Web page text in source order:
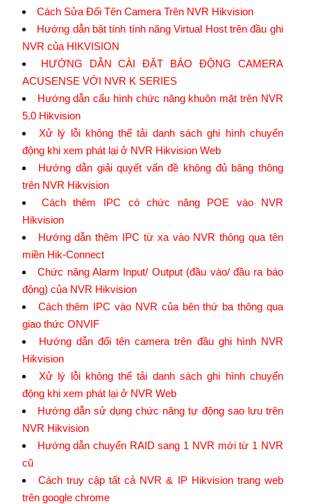
Cách Sửa Đổi Tên Camera Trên NVR Hikvision
Hướng dẫn bật tính tính năng Virtual Host trên đầu ghi
NVR của HIKVISION
HƯỚNG DẪN CÀI ĐẶT BÁO ĐỘNG CAMERA
ACUSENSE VỚI NVR K SERIES
Hướng dẫn cấu hình chức năng khuôn mặt trên NVR
5.0 Hikvision
Xử lý lỗi không thể tải danh sách ghi hình chuyển
động khi xem phát lại ở NVR Hikvision Web
Hướng dẫn giải quyết vấn đề không đủ băng thông
trên NVR Hikvision
Cách thêm IPC có chức năng POE vào NVR
Hikvision
Hướng dẫn thêm IPC từ xa vào NVR thông qua tên
miền Hik-Connect
Chức năng Alarm Input/ Output (đầu vào/ đầu ra báo
động) của NVR Hikvision
Cách thêm IPC vào NVR của bên thứ ba thông qua
giao thức ONVIF
Hướng dẫn đổi tên camera trên đầu ghi hình NVR
Hikvision
Xử lý lỗi không thể tải danh sách ghi hình chuyển
động khi xem phát lại ở NVR Web
Hướng dẫn sử dụng chức năng tự động sao lưu trên
NVR Hikvision
Hướng dẫn chuyển RAID sang 1 NVR mới từ 1 NVR
cũ
Cách truy cập tất cả NVR & IP Hikvision trang web
trên google chrome